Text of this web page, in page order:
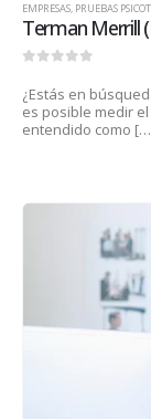
EMPRESAS, PRUEBAS
Terman Merrill
¿Estás en
es posible medir
entendido como